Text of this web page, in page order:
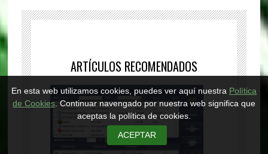
ARTÍCULOS RECOMENDADOS
En esta web utilizamos cookies, puedes ver aquí nuestra Política
de Cookies. Continuar navengado por nuestra web significa que
aceptas la política de cookies.
ACEPTAR